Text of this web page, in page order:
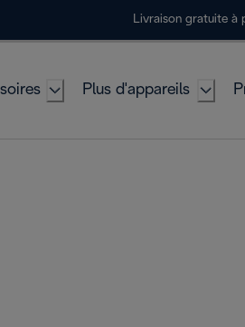
Livraison gratuite à
Plus d'appareils